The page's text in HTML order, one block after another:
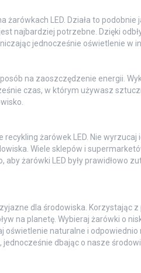
żarówkach LED. Działa to
najbardziej potrzebne. Dzięki
jednocześnie oświetlenie w
na zaoszczędzenie energii.
czas, w którym używasz
żarówek LED. Nie wyrzucaj
Wiele sklepów i
aby żarówki LED były prawidłowo
dla środowiska. Korzystając
na planetę. Wybieraj żarówki o
oświetlenie naturalne i
dbając o nasze